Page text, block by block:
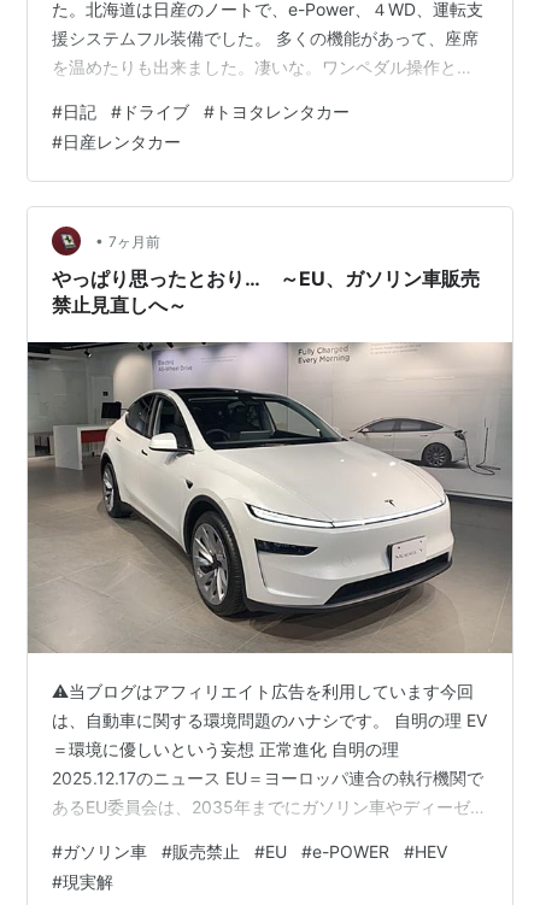
た。北海道は日産のノートで、e-Power、４WD、運転支
援システムフル装備でした。 多くの機能があって、座席
を温めたりも出来ました。凄いな。ワンペダル操作と言
（回生のために）強いエンジン？（モーターか）ブレー
キは、安全面でも良いかもしれない。しかし、冬の北海
道で高速道路運転があったためか、燃費は、18Km/L程。
ちょっと寂しい結果でした。 あと、道央自動車道だけで
も良いので、自動運転レベル4を解禁してくれないかな
あ。前後の車との距離だけでも、…
#日記 # ドライブ # トヨタレンタカー
#日産レンタカー
• 7ヶ月前
やっぱり思ったとおり… ～EU、ガソリン車販売
禁止見直しへ～
⚠当ブログはアフィリエイト広告を利用しています今回
は、自動車に関する環境問題のハナシです。 自明の理 EV
＝環境に優しいという妄想 正常進化 自明の理
2025.12.17のニュース EU＝ヨーロッパ連合の執行機関で
あるEU委員会は、2035年までにガソリン車やディーゼル
した。EU委員会は2035年までに自動車による二酸化炭素
の排出基準をゼロにし、ハイブリッド車も含めてガソリ
#ガソリン車 #販売禁止 #EU #e-POWER #HEV
#現実解